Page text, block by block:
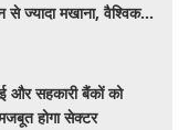
से ज्यादा मखाना, वैश्विक
और सहकारी बैंकों को
होगा सेक्टर